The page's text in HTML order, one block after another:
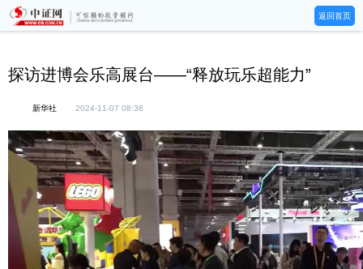
返回首页
探访进博会乐高展台——“释放玩乐超能力”
新华社 2024-11-07 08:36